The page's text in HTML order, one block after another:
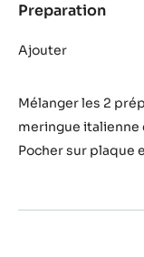
Preparation
Ajouter
Mélanger les 2
meringue italienne
Pocher sur plaque